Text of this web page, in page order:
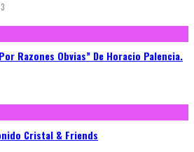
Razones Obvias” De Horacio Palencia.
Cristal & Friends